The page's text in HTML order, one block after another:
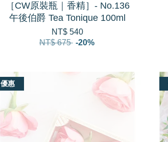
［CW原裝瓶｜香精］- No.136
午後伯爵 Tea Tonique 100ml
NT$ 540
NT$ 675 -20%
優惠